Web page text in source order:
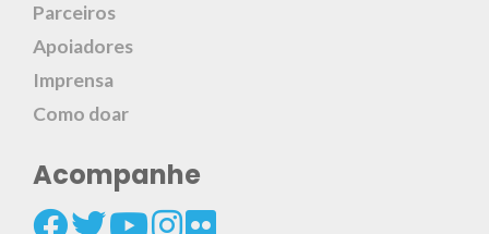
Parceiros
Apoiadores
Imprensa
Como doar
Acompanhe